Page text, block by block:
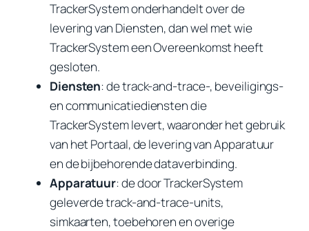
TrackerSystem onderhandelt over de
levering van Diensten, dan wel met wie
TrackerSystem een Overeenkomst heeft
gesloten.
Diensten: de track-and-trace-, beveiligings-
en communicatiediensten die
TrackerSystem levert, waaronder het gebruik
van het Portaal, de levering van Apparatuur
en de bijbehorende dataverbinding.
Apparatuur: de door TrackerSystem
geleverde track-and-trace-units,
simkaarten, toebehoren en overige